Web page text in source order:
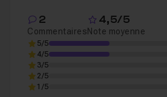
2
Commentaires
4,5/5
Note moyenne
5/5
4/5
3/5
2/5
1/5